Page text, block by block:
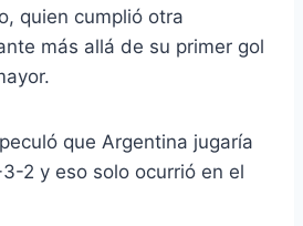
quien cumplió otra
más allá de su primer gol
que Argentina jugaría
2 y eso solo ocurrió en el